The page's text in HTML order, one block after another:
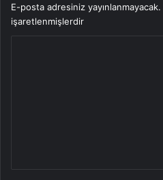
E-posta adresiniz yayınlanmayacak.
işaretlenmişlerdir